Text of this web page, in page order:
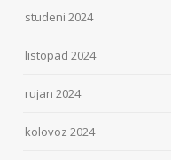
studeni 2024
listopad 2024
rujan 2024
kolovoz 2024